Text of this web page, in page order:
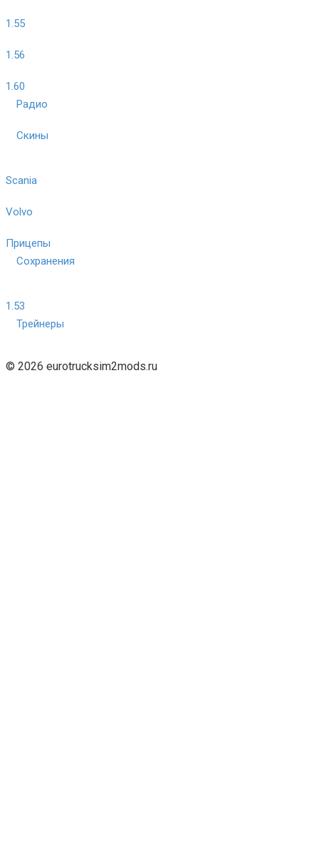
1.55
1.56
1.60
Радио
Скины
Scania
Volvo
Прицепы
Сохранения
1.53
Трейнеры
© 2026 eurotrucksim2mods.ru